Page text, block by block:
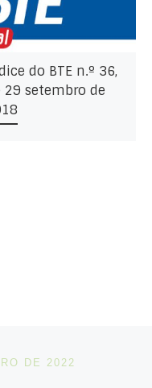
do BTE n.º 36,
29 setembro de
DE 2022